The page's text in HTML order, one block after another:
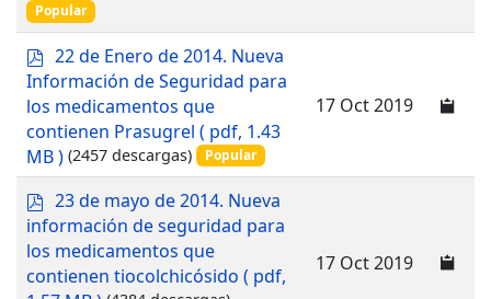
Popular
p
d
f
22 de Enero de 2014. Nueva
Información de Seguridad para
los medicamentos que
contienen Prasugrel ( pdf, 1.43
MB ) (2457 descargas) Popular
17 Oct 2019
p
d
f
23 de mayo de 2014. Nueva
información de seguridad para
los medicamentos que
contienen tiocolchicósido ( pdf,
17 Oct 2019